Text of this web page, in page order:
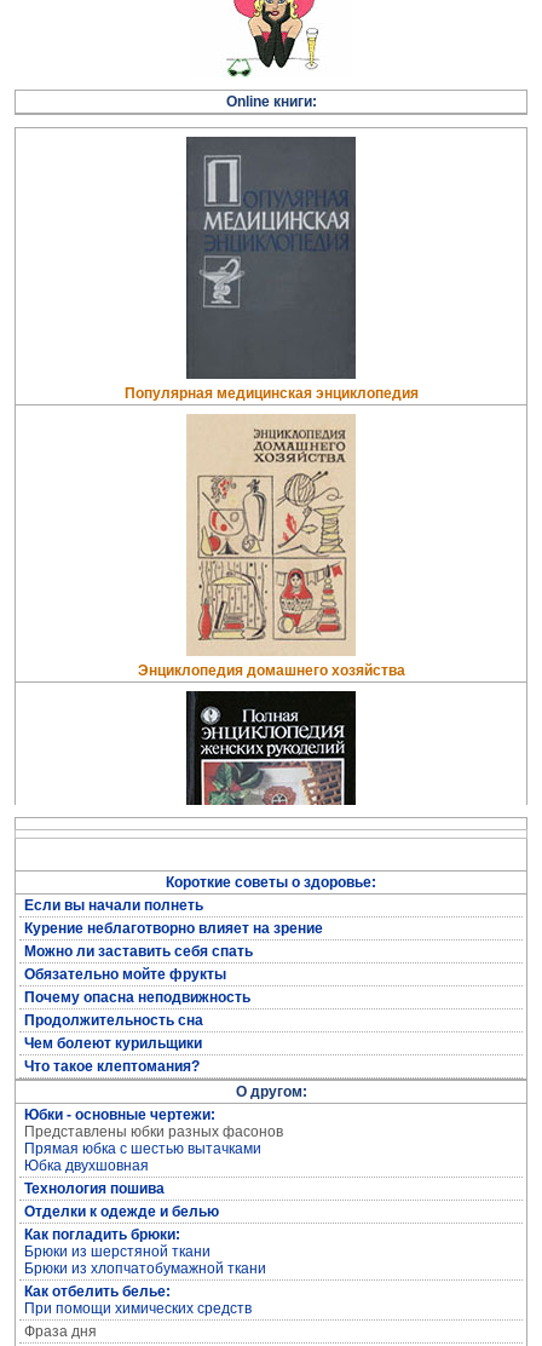
Online книги:
Популярная медицинская энциклопедия
Энциклопедия домашнего хозяйства
Полная энциклопедия женских рукоделий
Кройка и пошив дома
Короткие советы о здоровье:
Если вы начали полнеть
Курение неблаготворно влияет на зрение
Можно ли заставить себя спать
Обязательно мойте фрукты
Почему опасна неподвижность
Продолжительность сна
Чем болеют курильщики
Что такое клептомания?
О другом:
Юбки - основные чертежи:
Представлены юбки разных фасонов
Прямая юбка с шестью вытачками
Юбка двухшовная
Технология пошива
Отделки к одежде и белью
Как погладить брюки:
Брюки из шерстяной ткани
Брюки из хлопчатобумажной ткани
Как отбелить белье:
При помощи химических средств
Фраза дня